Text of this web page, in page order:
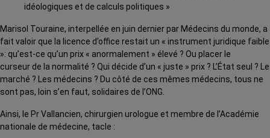
idéologiques et de calculs politiques »
Marisol Touraine, interpellée en juin dernier par Médecins du monde, a
fait valoir que la licence d’office restait un « instrument juridique faible
»: qu’est-ce qu’un prix « anormalement » élevé ? Ou placer le
curseur de la normalité ? Qui décide d’un « juste » prix ? L’État seul ? Le
marché ? Les médecins ? Du côté de ces mêmes médecins, tous ne
sont pas, loin s’en faut, solidaires de l’ONG.
Ainsi, le Pr Vallancien, chirurgien urologue et membre de l’Académie
nationale de médecine, tacle :